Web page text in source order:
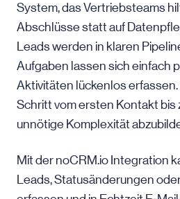
System, das Vertriebs­teams
Abschlüsse statt auf
Leads werden in klaren
Aufgaben lassen sich einfach
Aktivitäten lückenlos erfassen.
Schritt vom ersten Kontakt bis
unnötige Komplexität
Mit der noCRM.io Integration
Leads, Statusänderungen